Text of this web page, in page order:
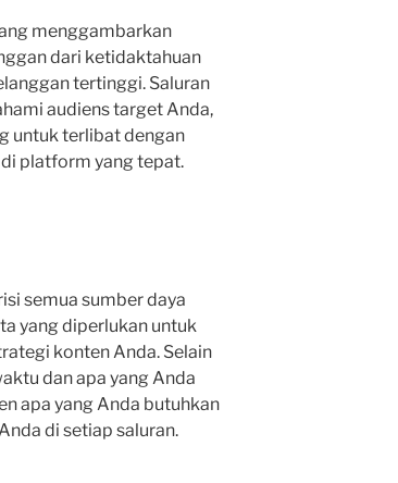
menggambarkan
dari ketidaktahuan
tertinggi. Saluran
audiens target Anda,
untuk terlibat dengan
platform yang tepat.
semua sumber daya
yang diperlukan untuk
konten Anda. Selain
dan apa yang Anda
apa yang Anda butuhkan
di setiap saluran.